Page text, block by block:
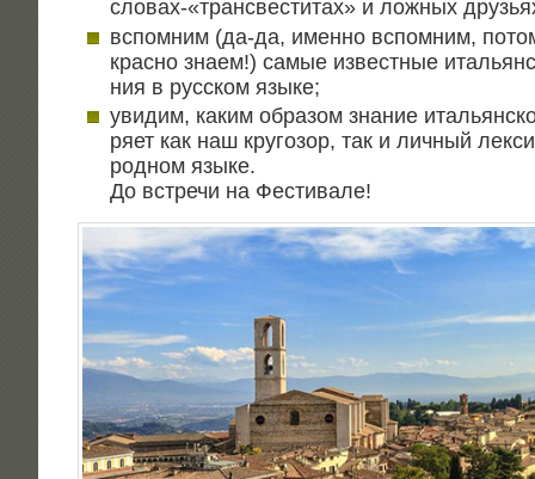
словах-«трансвеститах» и лож­ных
вспом­ним (да-да, имен­но вспом­ним,
крас­но зна­ем!) самые извест­ные
ния в рус­ском языке;
уви­дим, каким обра­зом зна­ние
ря­ет как наш кру­го­зор, так и лич­ный
род­ном язы­ке.
До встре­чи на Фестивале!